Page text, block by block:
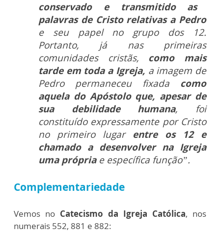
conservado e transmitido as
palavras de Cristo relativas a Pedro
e seu papel no grupo dos 12.
Portanto, já nas primeiras
comunidades cristãs, como mais
tarde em toda a Igreja, a imagem de
Pedro permaneceu fixada como
aquela do Apóstolo que, apesar de
sua debilidade humana, foi
constituído expressamente por Cristo
no primeiro lugarentre os 12 e
chamado a desenvolver na Igreja
uma própriae específica função”.
Complementariedade
Vemos no Catecismo da Igreja Católica, nos
numerais 552, 881 e 882: